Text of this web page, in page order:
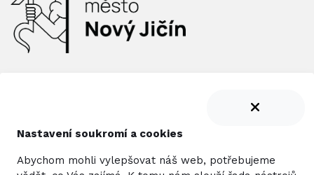
Nastavení soukromí a cookies
Abychom mohli vylepšovat náš web, potřebujeme